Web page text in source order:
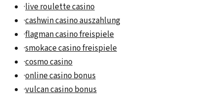
·live roulette casino
·cashwin casino auszahlung
·flagman casino freispiele
·smokace casino freispiele
·cosmo casino
·online casino bonus
·vulcan casino bonus